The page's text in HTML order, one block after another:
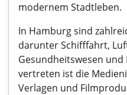
modernem Stadtleben.
In Hamburg sind
darunter Schifffahrt,
Gesundheitswesen
vertreten ist die
Verlagen und